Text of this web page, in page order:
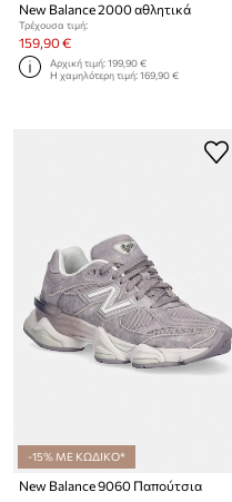
New Balance 2000 αθλητικά
Τρέχουσα τιμή:
159,90 €
Αρχική τιμή:199,90 €
Η χαμηλότερη τιμή:169,90 €
-15% ΜΕ ΚΩΔΙΚΟ*
New Balance 9060 Παπούτσια